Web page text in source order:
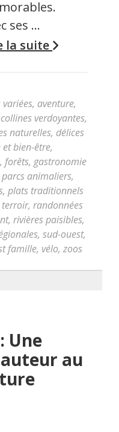
ses …
la suite
variées, aventure,
collines verdoyantes,
naturelles, délices
et bien-être,
, forêts, gastronomie
parcs animaliers,
, plats traditionnels
, randonnées
, rivières paisibles,
, sud-ouest,
famille, vélo, zoos
Une
au